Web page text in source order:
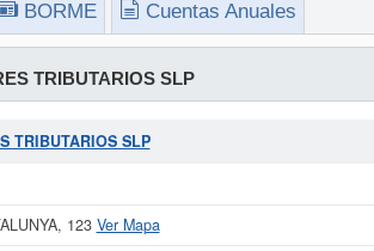
BORME Cuentas Anuales
TRIBUTARIOS SLP
TRIBUTARIOS SLP
123 Ver Mapa